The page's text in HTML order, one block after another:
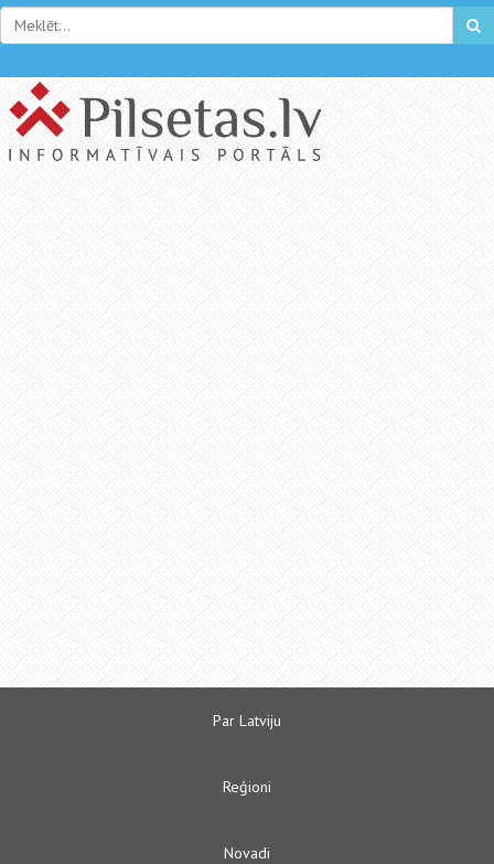
Par Latviju
Reģioni
Novadi